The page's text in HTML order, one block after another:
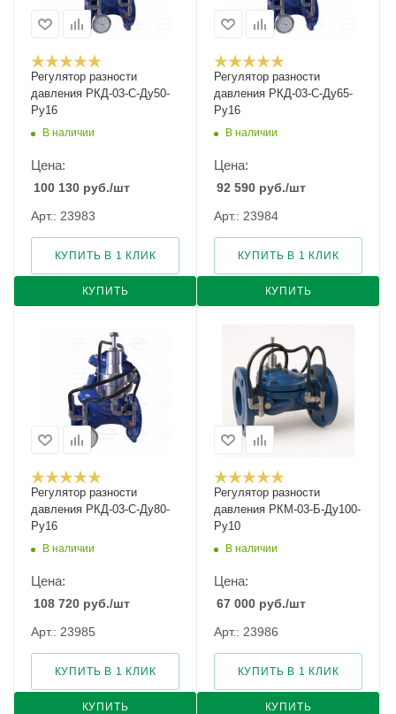
Регулятор разности
давления РКД-03-С-Ду50-
Ру16
В наличии
Цена:
100 130 руб./шт
Арт.: 23983
КУПИТЬ
КУПИТЬ В 1 КЛИК
Регулятор разности
давления РКД-03-С-Ду65-
Ру16
В наличии
Цена:
92 590 руб./шт
Арт.: 23984
КУПИТЬ
КУПИТЬ В 1 КЛИК
Регулятор разности
давления РКД-03-С-Ду80-
Ру16
В наличии
Цена:
108 720 руб./шт
Арт.: 23985
КУПИТЬ
КУПИТЬ В 1 КЛИК
Регулятор разности
давления РКМ-03-Б-Ду100-
Ру10
В наличии
Цена:
67 000 руб./шт
Арт.: 23986
КУПИТЬ
КУПИТЬ В 1 КЛИК